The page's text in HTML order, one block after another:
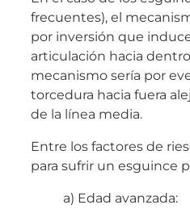
frecuentes), el
por inversión que
articulación hacia
mecanismo sería por
torcedura hacia fuera
de la línea media.
Entre los factores de
para sufrir un esguince
a) Edad avanzada: